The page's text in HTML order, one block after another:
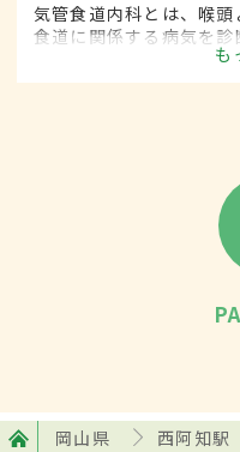
気管食道内科とは、喉
食道に関係する病気を
療する内科の一領域で
は、気管食道科と呼ば
も
岡山県 西阿知駅